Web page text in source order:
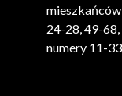
24-28, 49-
numery 11-33